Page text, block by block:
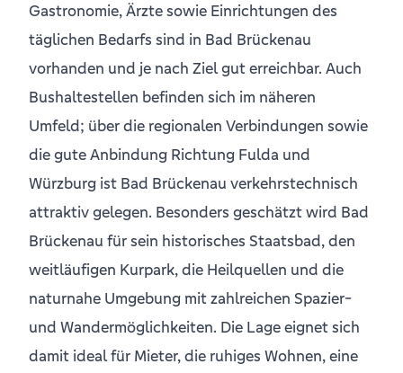
Gastronomie, Ärzte sowie Einrichtungen des
täglichen Bedarfs sind in Bad Brückenau
vorhanden und je nach Ziel gut erreichbar. Auch
Bushaltestellen befinden sich im näheren
Umfeld; über die regionalen Verbindungen sowie
die gute Anbindung Richtung Fulda und
Würzburg ist Bad Brückenau verkehrstechnisch
attraktiv gelegen. Besonders geschätzt wird Bad
Brückenau für sein historisches Staatsbad, den
weitläufigen Kurpark, die Heilquellen und die
naturnahe Umgebung mit zahlreichen Spazier-
und Wandermöglichkeiten. Die Lage eignet sich
damit ideal für Mieter, die ruhiges Wohnen, eine